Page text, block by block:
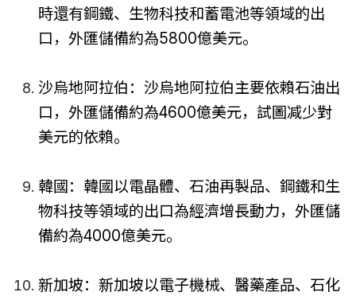
時還有鋼鐵、生物科技和蓄電池等領域的出
口，外匯儲備約為5800億美元。
沙烏地阿拉伯：沙烏地阿拉伯主要依賴石油出
口，外匯儲備約為4600億美元，試圖减少對
美元的依賴。
韓國：韓國以電晶體、石油再製品、鋼鐵和生
物科技等領域的出口為經濟增長動力，外匯儲
備約為4000億美元。
新加坡：新加坡以電子機械、醫藥產品、石化